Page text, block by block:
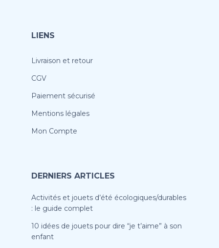
LIENS
Livraison et retour
CGV
Paiement sécurisé
Mentions légales
Mon Compte
DERNIERS ARTICLES
Activités et jouets d’été écologiques/durables
: le guide complet
10 idées de jouets pour dire “je t’aime” à son
enfant